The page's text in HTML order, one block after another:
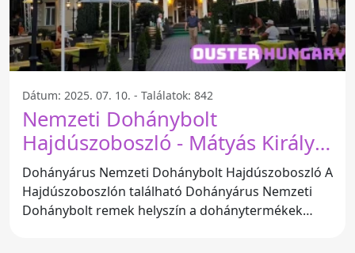
Dátum: 2025. 07. 10. - Találatok: 842
Nemzeti Dohánybolt
Hajdúszoboszló - Mátyás Király
Stny. 3
Dohányárus Nemzeti Dohánybolt Hajdúszoboszló A
Hajdúszoboszlón található Dohányárus Nemzeti
Dohánybolt remek helyszín a dohánytermékek